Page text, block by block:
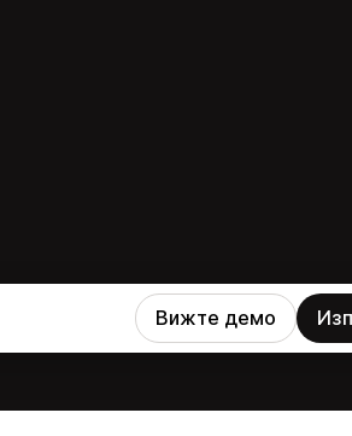
Вижте демо